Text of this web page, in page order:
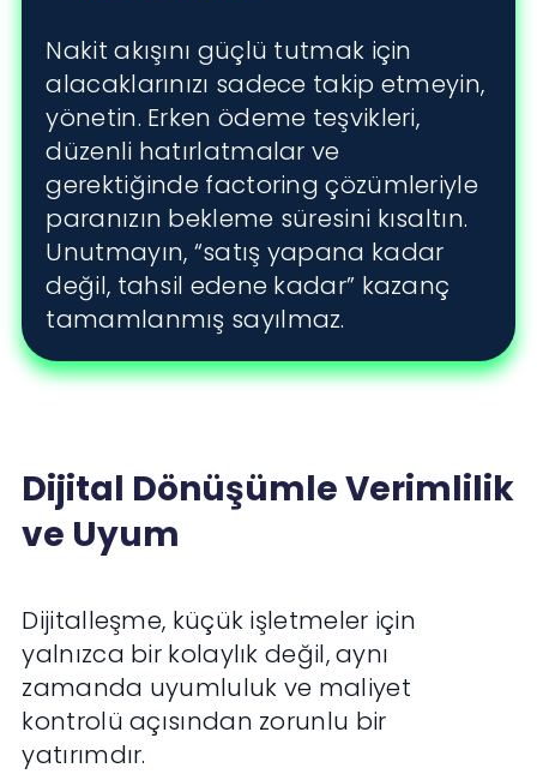
Nakit akışını güçlü tutmak için
alacaklarınızı sadece takip etmeyin,
yönetin. Erken ödeme teşvikleri,
düzenli hatırlatmalar ve
gerektiğinde factoring çözümleriyle
paranızın bekleme süresini kısaltın.
Unutmayın, “satış yapana kadar
değil, tahsil edene kadar” kazanç
tamamlanmış sayılmaz.
Dijital Dönüşümle Verimlilik
ve Uyum
Dijitalleşme, küçük işletmeler için
yalnızca bir kolaylık değil, aynı
zamanda uyumluluk ve maliyet
kontrolü açısından zorunlu bir
yatırımdır.